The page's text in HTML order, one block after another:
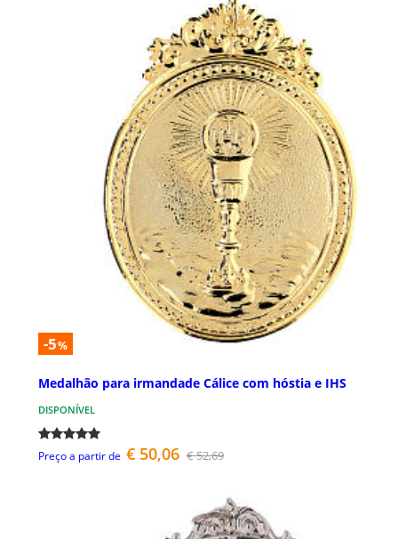
-5%
Medalhão para irmandade Cálice com hóstia e IHS
DISPONÍVEL
Preço a partir de € 50,06 € 52,69